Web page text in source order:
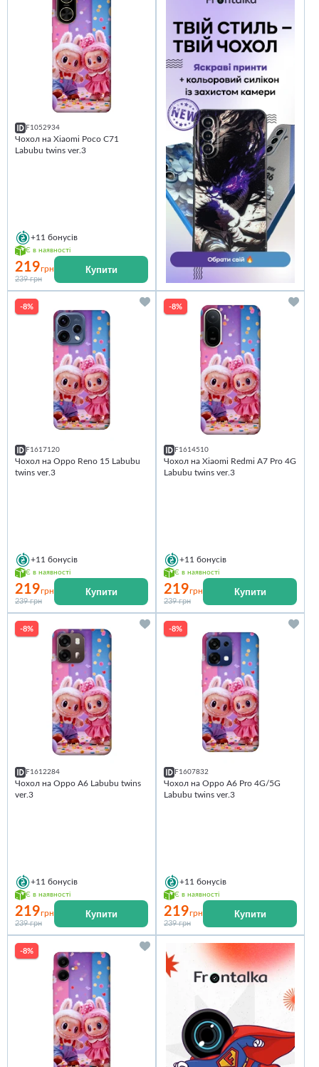
F1052934
Чохол на Xiaomi Poco C71
Labubu twins ver.3
+11 бонусів
Є в наявності
219грн
239 грн
Купити
-8%
F1617120
Чохол на Oppo Reno 15 Labubu
twins ver.3
+11 бонусів
Є в наявності
219грн
239 грн
Купити
-8%
F1614510
Чохол на Xiaomi Redmi A7 Pro 4G
Labubu twins ver.3
+11 бонусів
Є в наявності
219грн
239 грн
Купити
-8%
F1612284
Чохол на Oppo A6 Labubu twins
ver.3
+11 бонусів
Є в наявності
219грн
239 грн
Купити
-8%
F1607832
Чохол на Oppo A6 Pro 4G/5G
Labubu twins ver.3
+11 бонусів
Є в наявності
219грн
239 грн
Купити
-8%